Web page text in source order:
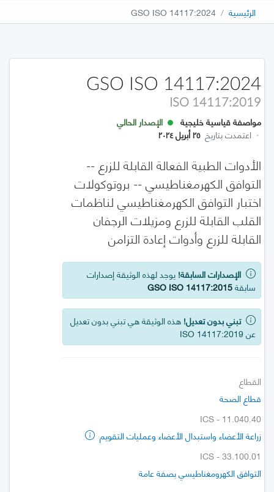
الرئيسية GSO ISO 14117:2024
GSO ISO 14117:2024
ISO 14117:2019
مواصفة قياسية خليجية
الإصدار الحالي
· اعتمدت بتاريخ ٢٥ أبريل ٢٠٢٤
الأدوات الطبية الفعالة القابلة للزرع --
التوافق الكهرمغناطيسي -- بروتوكولات
اختبار التوافق الكهرمغناطيسي لناظمات
القلب القابلة للزرع ومزيلات الرجفان
القابلة للزرع وأدوات إعادة التزامن
الإصدارات السابقة! يوجد لهذه الوثيقة إصدارات
سابقةGSO ISO 14117:2015
تبني بدون تعديل! هذه الوثيقة هي تبني بدون تعديل
عن ISO 14117:2019
القطاع
قطاع الصحة
ICS - 11.040.40
زراعة الأعضاء واستبدال الأعضاء وعمليات التقويم
ICS - 33.100.01
التوافق الكهرومغناطيسي بصفة عامة